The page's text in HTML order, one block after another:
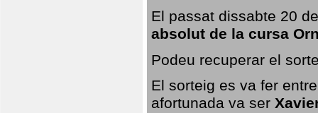
El passat dissabte 20
absolut de la cursa
Podeu recuperar el
El sorteig es va fer
afortunada va ser